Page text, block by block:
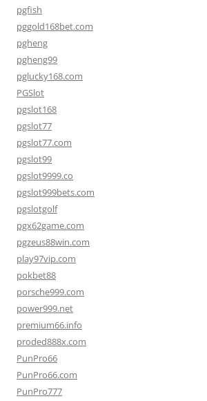
pgfish
pggold168bet.com
pgheng
pgheng99
pglucky168.com
PGSlot
pgslot168
pgslot77
pgslot77.com
pgslot99
pgslot9999.co
pgslot999bets.com
pgslotgolf
pgx62game.com
pgzeus88win.com
play97vip.com
pokbet88
porsche999.com
power999.net
premium66.info
proded888x.com
PunPro66
PunPro66.com
PunPro777